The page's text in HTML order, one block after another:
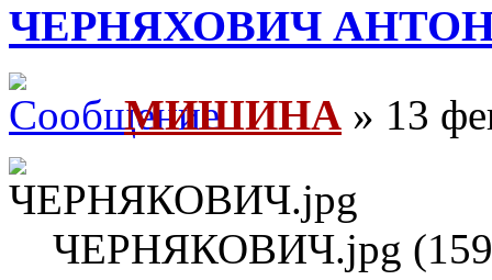
ЧЕРНЯХОВИЧ
МИШИНА » 13
ЧЕРНЯКОВИЧ.jpg